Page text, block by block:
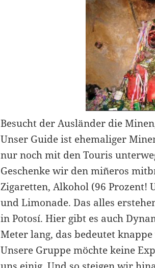
Besucht der Ausländer die
Unser Guide ist ehemaliger
nur noch mit den Touris
Geschenke wir den miñeros
Zigaretten, Alkohol (96 Prozent!
und Limonade. Das alles
in Potosí. Hier gibt es auch
Meter lang, das bedeutet
Unsere Gruppe möchte keine